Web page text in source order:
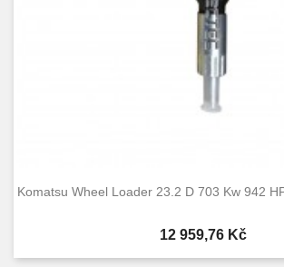
Komatsu Wheel Loader 23.2 D 703 Kw 942
Cena
12 959,76 Kč